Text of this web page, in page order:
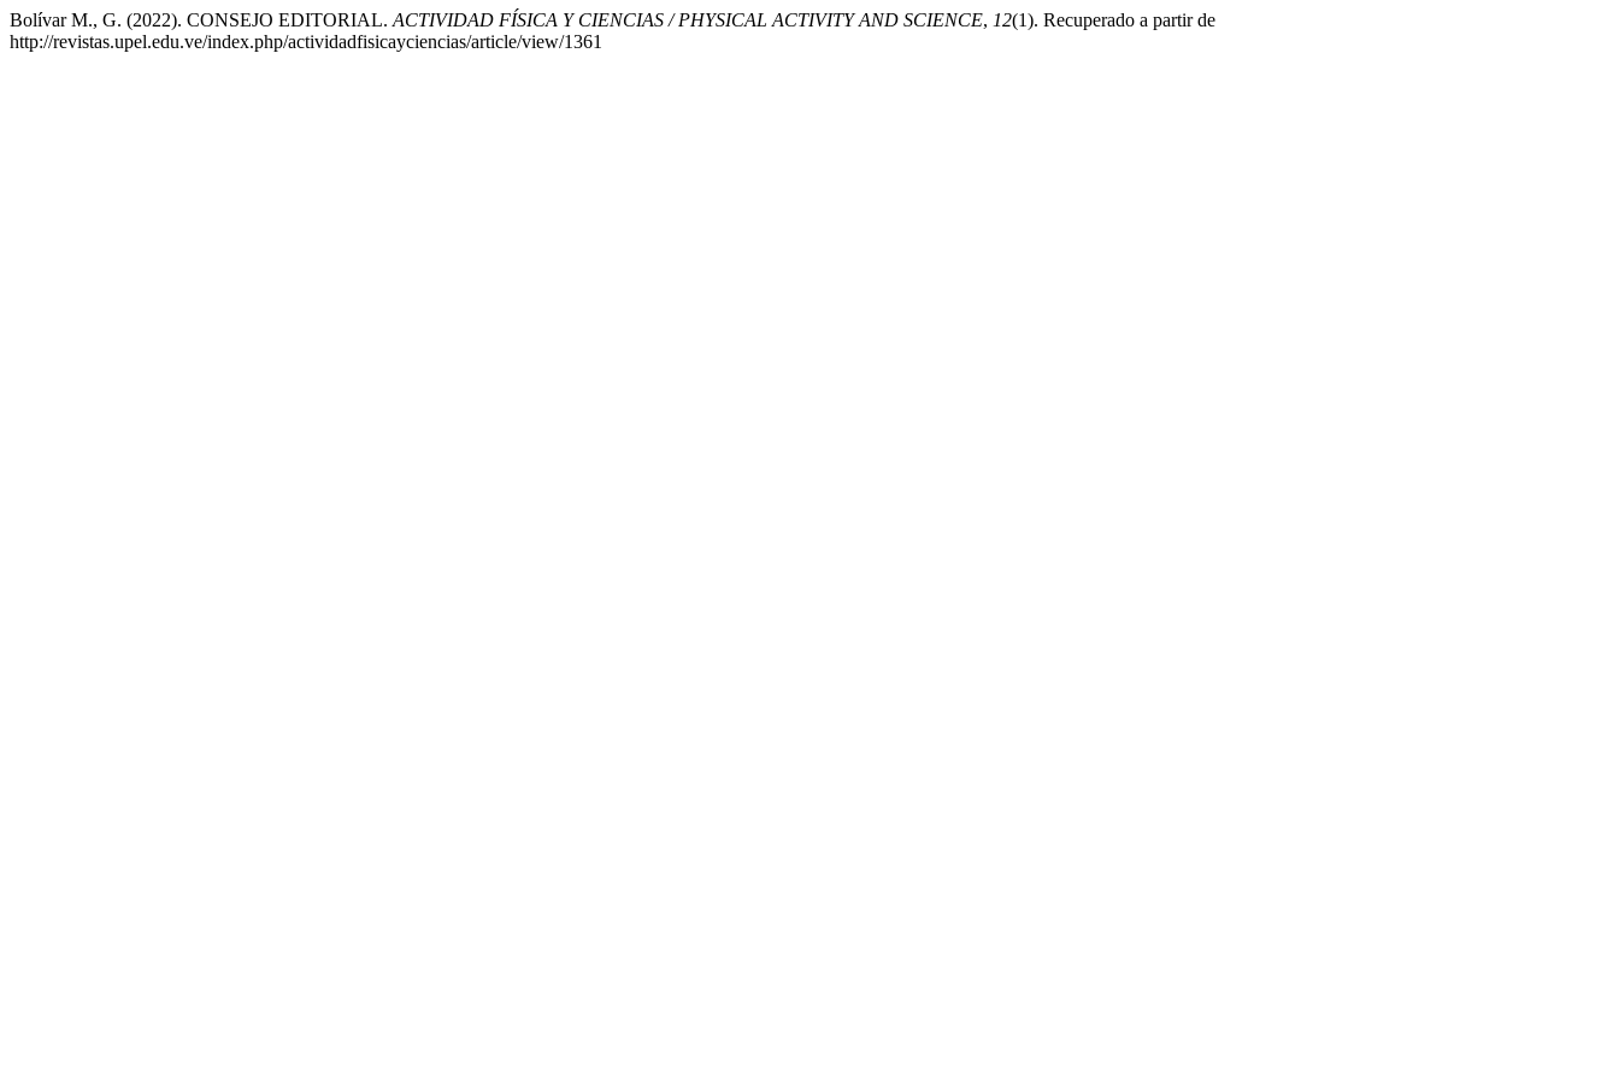
Bolívar M., G. (2022). CONSEJO EDITORIAL. ACTIVIDAD FÍSICA Y CIENCIAS / PHYSICAL ACTIVITY AND SCIENCE, 12(1). Recuperado a partir de
http://revistas.upel.edu.ve/index.php/actividadfisicayciencias/article/view/1361